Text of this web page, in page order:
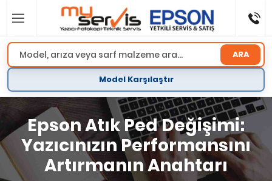
ARA
Model Karşılaştır
Epson Atık Ped Değişimi:
Yazıcınızın Performansını
Artırmanın Anahtarı